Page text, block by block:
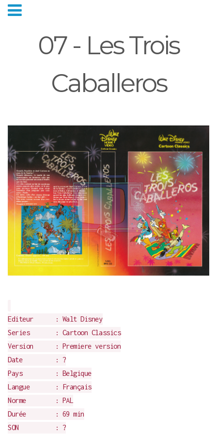
07 - Les Trois
Caballeros
Editeur : Walt Disney
Series : Cartoon Classics
Version : Premiere version
Date : ?
Pays : Belgique
Langue : Français
Norme : PAL
Durée : 69 min
SON : ?